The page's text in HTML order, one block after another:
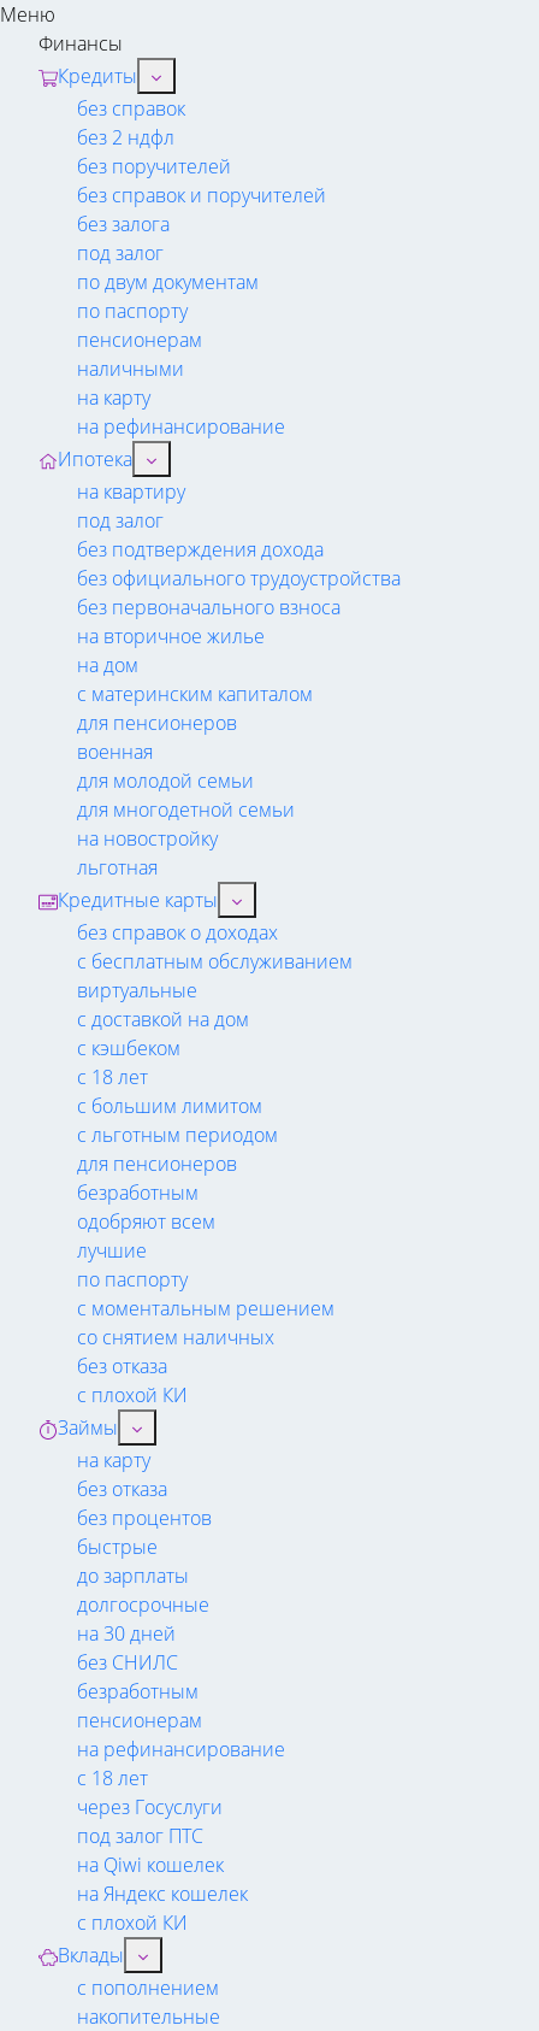
Меню
Финансы
Кредиты
без справок
без 2 ндфл
без поручителей
без справок и поручителей
без залога
под залог
по двум документам
по паспорту
пенсионерам
наличными
на карту
на рефинансирование
Ипотека
на квартиру
под залог
без подтверждения дохода
без официального трудоустройства
без первоначального взноса
на вторичное жилье
на дом
с материнским капиталом
для пенсионеров
военная
для молодой семьи
для многодетной семьи
на новостройку
льготная
Кредитные карты
без справок о доходах
с бесплатным обслуживанием
виртуальные
с доставкой на дом
с кэшбеком
с 18 лет
с большим лимитом
с льготным периодом
для пенсионеров
безработным
одобряют всем
лучшие
по паспорту
с моментальным решением
со снятием наличных
без отказа
с плохой КИ
Займы
на карту
без отказа
без процентов
быстрые
до зарплаты
долгосрочные
на 30 дней
без СНИЛС
безработным
пенсионерам
на рефинансирование
с 18 лет
через Госуслуги
под залог ПТС
на Qiwi кошелек
на Яндекс кошелек
с плохой КИ
Вклады
с пополнением
накопительные